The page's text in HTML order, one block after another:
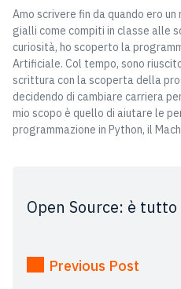
Amo scrivere fin da quando ero
gialli come compiti in classe alle
curiosità, ho scoperto la
Artificiale. Col tempo, sono
scrittura con la scoperta della
decidendo di cambiare carriera
mio scopo è quello di aiutare le
programmazione in Python, il
Open Source: è
Previous Post